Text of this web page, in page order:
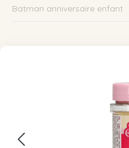
Batman anniversaire enfant